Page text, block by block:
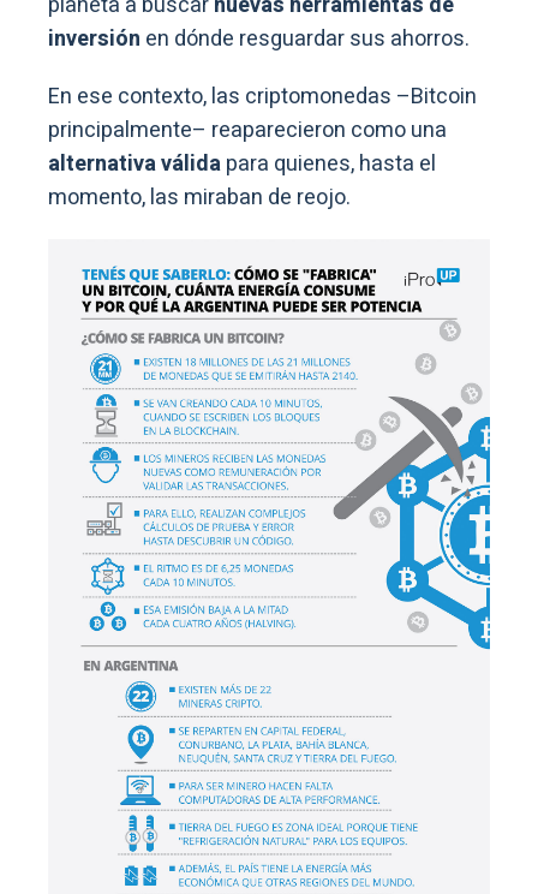
inversión en dónde resguardar sus ahorros.
En ese contexto, las criptomonedas –Bitcoin
principalmente– reaparecieron como una
alternativa válidapara quienes, hasta el
momento, las miraban de reojo.